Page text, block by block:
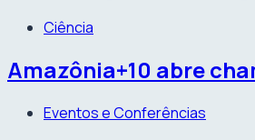
Ciência
Amazônia+10 abre
Eventos e Conferências